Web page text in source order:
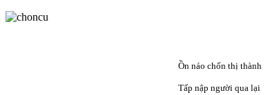
Ồn náo chốn thị thành
Tấp nập người qua lại